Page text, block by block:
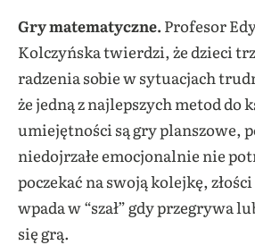
Gry matematyczne. Profesor
Kolczyńska twierdzi, że dzieci
radzenia sobie w sytuacjach
że jedną z najlepszych metod do
umiejętności są gry planszowe,
niedojrzałe emocjonalnie nie
poczekać na swoją kolejkę,
wpada w “szał” gdy przegrywa
się grą.